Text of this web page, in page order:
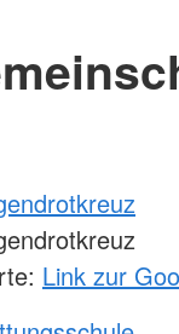
Link zur